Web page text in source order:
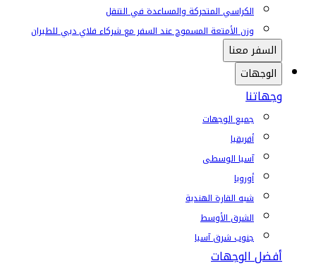
الكراسي المتحركة والمساعدة في التنقل
وزن الأمتعة المسموح عند السفر مع شركاء فلاي دبي للطيران
السفر معنا
الوجهات
وجهاتنا
جميع الوجهات
أفريقيا
آسيا الوسطى
أوروبا
شبه القارة الهندية
الشرق الأوسط
جنوب شرق آسيا
أفضل الوجهات